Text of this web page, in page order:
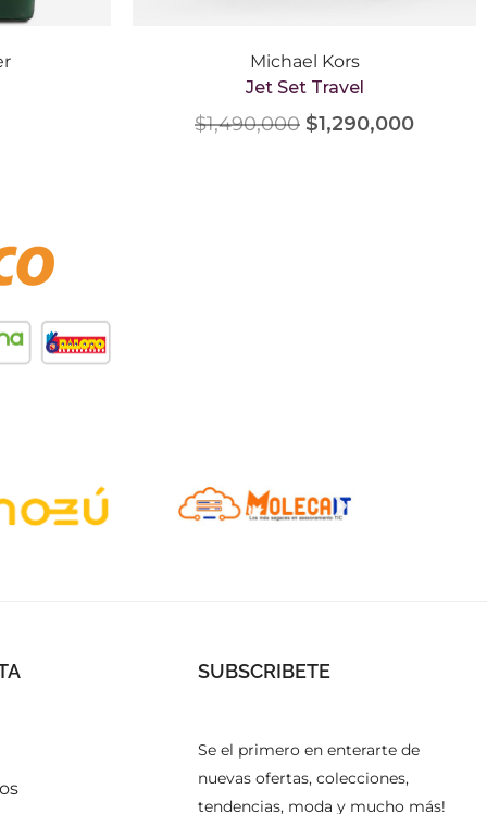
Michael Kors
Jet Set Travel
$1,490,000 $1,290,000
SUBSCRIBETE
Se el primero en enterarte de
nuevas ofertas, colecciones,
tendencias, moda y mucho más!